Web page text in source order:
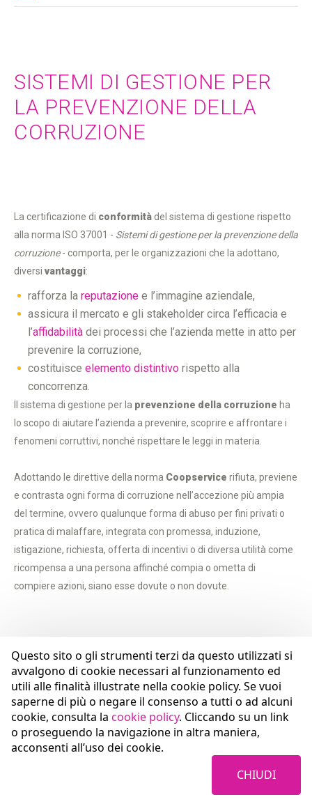
Questo sito o gli strumenti terzi da questo utilizzati si
avvalgono di cookie necessari al funzionamento ed
utili alle finalità illustrate nella cookie policy. Se vuoi
saperne di più o negare il consenso a tutti o ad alcuni
cookie, consulta la cookie policy. Cliccando su un link
o proseguendo la navigazione in altra maniera,
acconsenti all’uso dei cookie.
CHIUDI
SISTEMI DI GESTIONE PER
LA PREVENZIONE DELLA
CORRUZIONE
La certificazione di conformità del sistema di gestione rispetto
alla norma ISO 37001 - Sistemi di gestione per la prevenzione della
corruzione- comporta, per le organizzazioni che la adottano,
diversi vantaggi:
rafforza la reputazione e l’immagine aziendale,
assicura il mercato e gli stakeholder circa l’efficacia e
l’affidabilità dei processi che l’azienda mette in atto per
prevenire la corruzione,
costituisce elemento distintivo rispetto alla
concorrenza.
Il sistema di gestione per la prevenzione della corruzione ha
lo scopo di aiutare l’azienda a prevenire, scoprire e affrontare i
fenomeni corruttivi, nonché rispettare le leggi in materia.
Adottando le direttive della norma Coopservice rifiuta, previene
e contrasta ogni forma di corruzione nell’accezione più ampia
del termine, ovvero qualunque forma di abuso per fini privati o
pratica di malaffare, integrata con promessa, induzione,
istigazione, richiesta, offerta di incentivi o di diversa utilità come
ricompensa a una persona affinché compia o ometta di
compiere azioni, siano esse dovute o non dovute.
Coopservice inoltre rifiuta, previene e contrasta ogni forma di
corruzione, tra privati ovvero verso la Pubblica Amministrazione,
tentata, integrata, istigata a vantaggio ovvero a svantaggio della
Società, subita ovvero perpetrata verso un soggetto esterno,
qualunque sia la relazione esistente con lo stesso.